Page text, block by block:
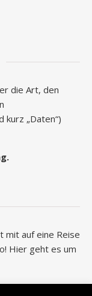
die Art, den
„Daten“)
mit auf eine Reise
Hier geht es um
Alle